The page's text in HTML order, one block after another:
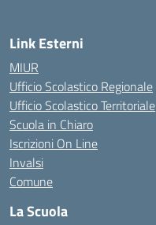
Link Esterni
MIUR
Ufficio Scolastico Regionale
Ufficio Scolastico Territoriale
Scuola in Chiaro
Iscrizioni On Line
Invalsi
Comune
La Scuola